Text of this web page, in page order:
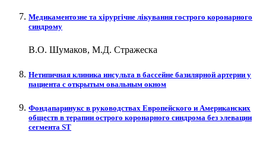
Медикаментозне та хірургічне лікування гострого коронарного
синдрому
В.О. Шумаков, М.Д. Стражеска
Нетипичная клиника инсульта в бассейне базилярной артерии у
пациента с открытым овальным окном
Фондапаринукс в руководствах Европейского и Американских
обществ в терапии острого коронарного синдрома без элевации
сегмента ST